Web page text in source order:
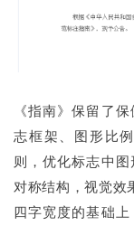
《指南》保留了
志框架、图形比
则，优化标志中
对称结构，视觉效
四字宽度的基础